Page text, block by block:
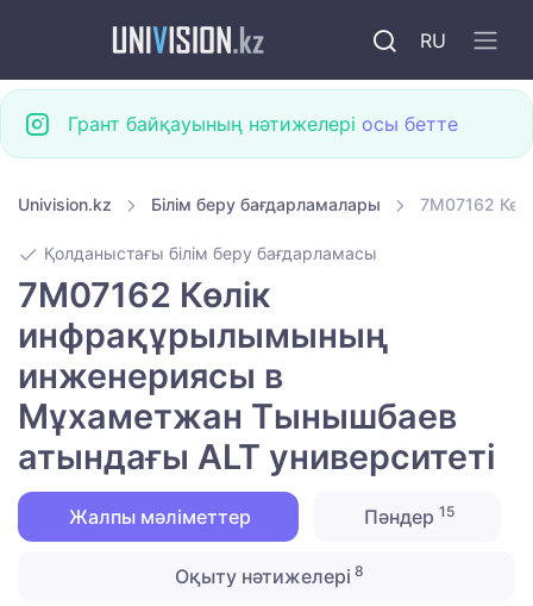
RU
Грант байқауының нәтижелері осы бетте
Univision.kz Білім беру бағдарламалары 7M07162
Қолданыстағы білім беру бағдарламасы
7M07162 Көлік
инфрақұрылымының
инженериясы в
Мұхаметжан Тынышбаев
атындағы ALT университеті
Жалпы мәліметтер Пәндер 15
Оқыту нәтижелері 8